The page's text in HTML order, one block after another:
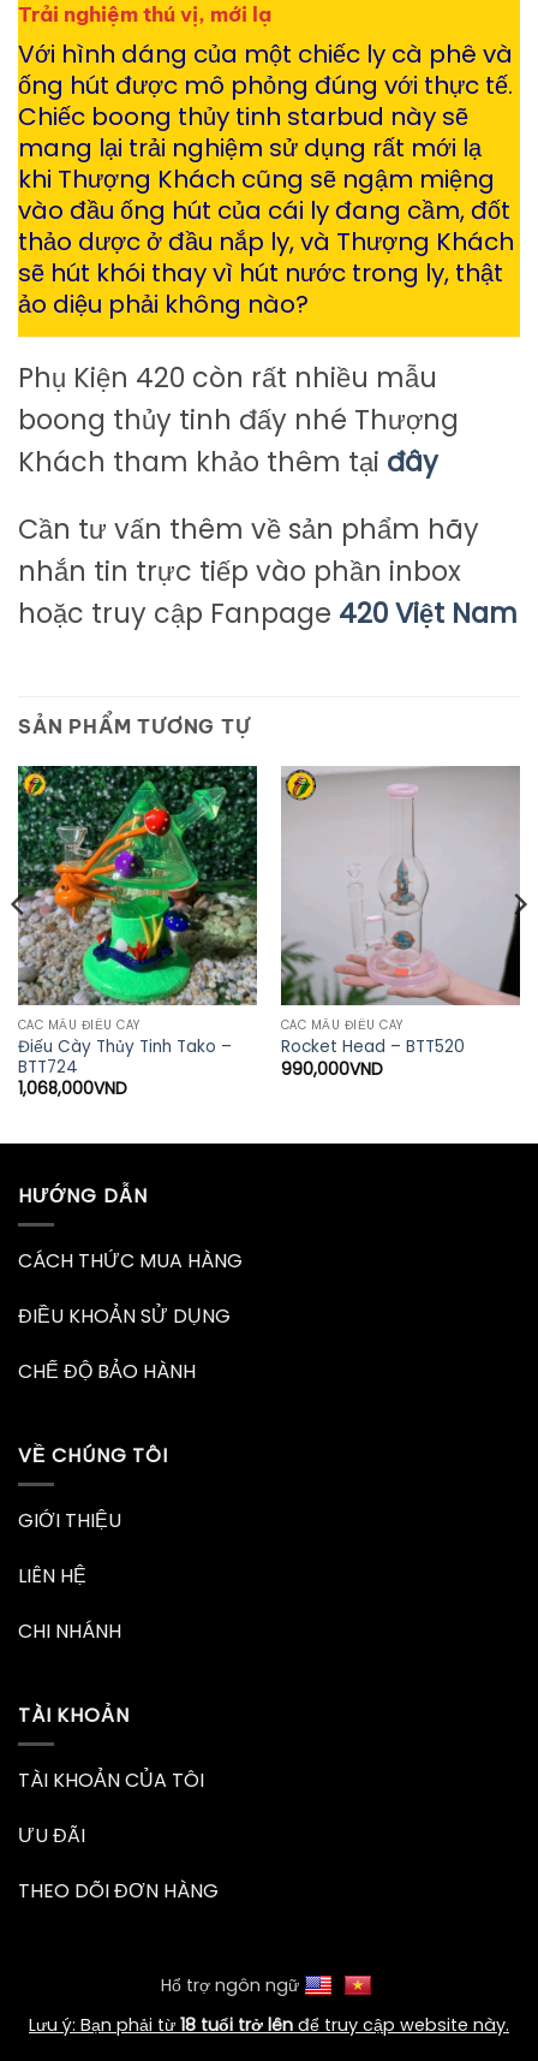
Trải nghiệm thú vị, mới lạ
Với hình dáng của một chiếc ly cà phê và
ống hút được mô phỏng đúng với thực tế.
Chiếc boong thủy tinh starbud này sẽ
mang lại trải nghiệm sử dụng rất mới lạ
khi Thượng Khách cũng sẽ ngậm miệng
vào đầu ống hút của cái ly đang cầm, đốt
thảo dược ở đầu nắp ly, và Thượng Khách
sẽ hút khói thay vì hút nước trong ly, thật
ảo diệu phải không nào?
Phụ Kiện 420 còn rất nhiều mẫu
boong thủy tinh đấy nhé Thượng
Khách tham khảo thêm tại đây
Cần tư vấn thêm về sản phẩm hãy
nhắn tin trực tiếp vào phần inbox
hoặc truy cập Fanpage 420 Việt Nam
SẢN PHẨM TƯƠNG TỰ
CÁC MẪU ĐIẾU CÀY
Điếu Cày Thủy Tinh Tako –
BTT724
1,068,000VND
CÁC MẪU ĐIẾU CÀY
Rocket Head – BTT520
990,000VND
HƯỚNG DẪN
CÁCH THỨC MUA HÀNG
ĐIỀU KHOẢN SỬ DỤNG
CHẾ ĐỘ BẢO HÀNH
VỀ CHÚNG TÔI
GIỚI THIỆU
LIÊN HỆ
CHI NHÁNH
TÀI KHOẢN
TÀI KHOẢN CỦA TÔI
ƯU ĐÃI
THEO DÕI ĐƠN HÀNG
Hổ trợ ngôn ngữ
Lưu ý: Bạn phải từ 18 tuổi trở lên để truy cập website này.